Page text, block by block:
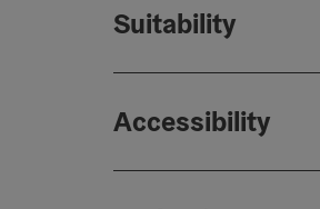
Suitability
Accessibility